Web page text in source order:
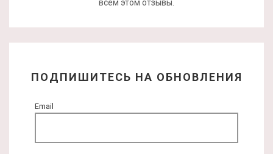
всем этом отзывы.
ПОДПИШИТЕСЬ НА ОБНОВЛЕНИЯ
Email